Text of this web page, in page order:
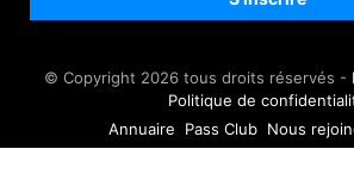
© Copyright 2026 tous droits réservés -
Politique de
Annuaire
Pass Club Nous